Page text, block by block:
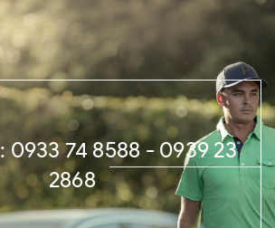
0933 74 8588 - 0939 23
2868